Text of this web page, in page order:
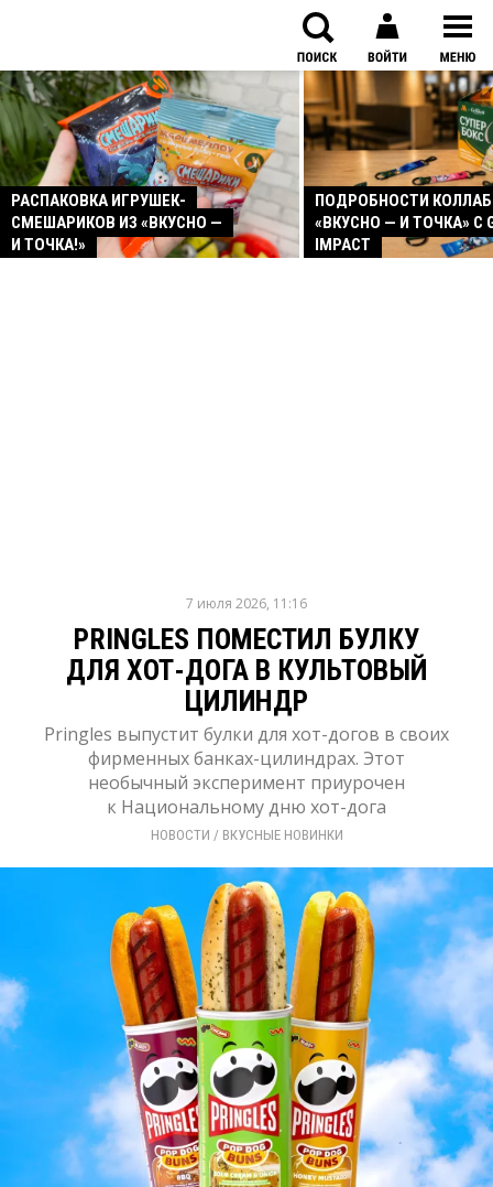
РАСПАКОВКА ИГРУШЕК-
СМЕШАРИКОВ ИЗ «ВКУСНО —
И ТОЧКА!»
ПОДРОБНОСТИ
«ВКУСНО — И ТОЧКА» С
IMPACT
7 июля 2026, 11:16
PRINGLES ПОМЕСТИЛ БУЛКУ
ДЛЯ ХОТ-ДОГА В КУЛЬТОВЫЙ
ЦИЛИНДР
Pringles выпустит булки для хот-догов в своих
фирменных банках-цилиндрах. Этот
необычный эксперимент приурочен
к Национальному дню хот-дога
НОВОСТИ / ВКУСНЫЕ НОВИНКИ